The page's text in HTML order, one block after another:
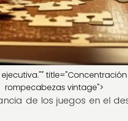
rompecabezas vintage">
de los juegos en el